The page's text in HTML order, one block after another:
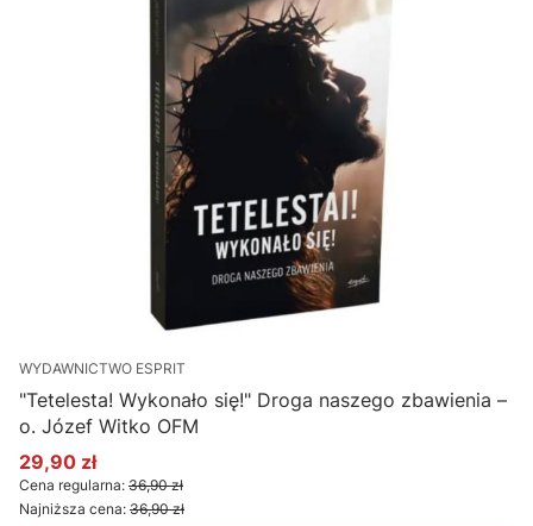
WYDAWNICTWO ESPRIT
"Tetelesta! Wykonało się!" Droga naszego zbawienia –
o. Józef Witko OFM
Cena promocyjna
29,90 zł
Cena regularna: 36,90 zł
Najniższa cena: 36,90 zł